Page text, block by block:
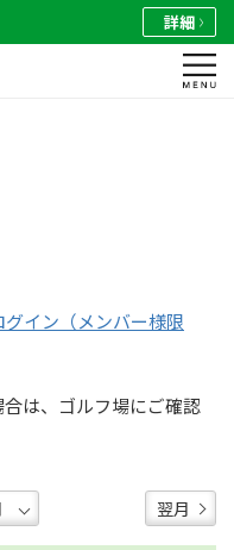
詳細
イン（メンバー様限
は、ゴルフ場にご確認
翌月